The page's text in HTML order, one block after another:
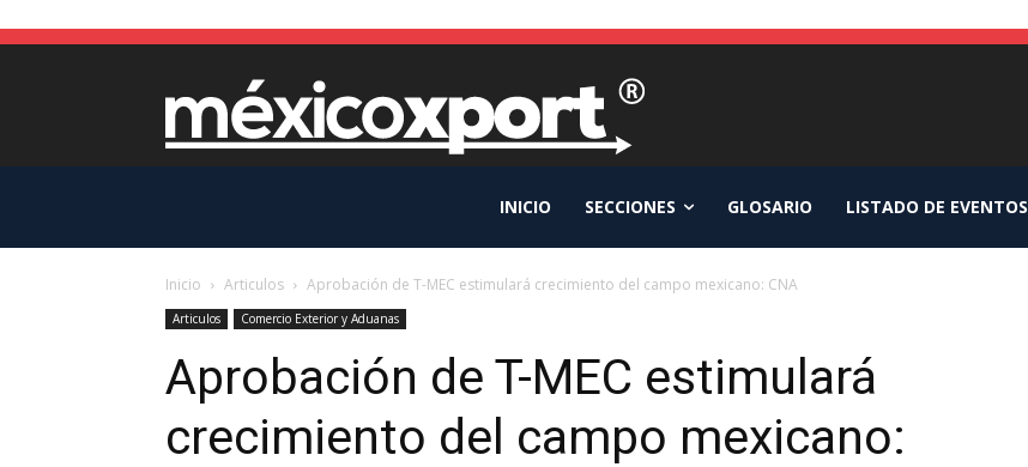
INICIO SECCIONES GLOSARIO LISTADO DE EVENTOS
Inicio Articulos Aprobación de T-MEC estimulará crecimiento del campo mexicano: CNA
Articulos Comercio Exterior y Aduanas
Aprobación de T-MEC estimulará
crecimiento del campo mexicano: